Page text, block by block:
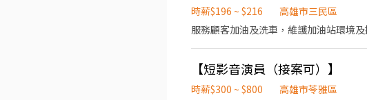
「線上說明會」！不用出門奔波、完全
適合再加入，完全零負擔～快來聽聽看吧
時薪$196 ~ $216
高雄市三民區
服務顧客加油及洗車，維護加油站環境
【短影音演員（接案可）】
時薪$300 ~ $800
高雄市苓雅區